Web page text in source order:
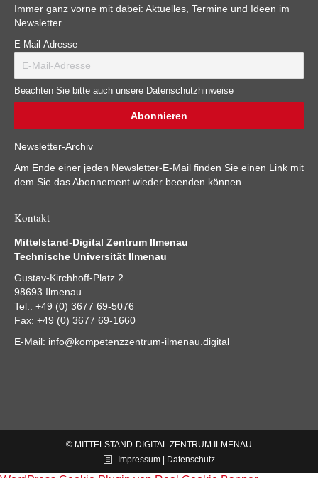
Immer ganz vorne mit dabei: Aktuelles, Termine und Ideen im
Newsletter
E-Mail-Adresse
Beachten Sie bitte auch unsere Datenschutzhinweise
Newsletter-Archiv
Am Ende einer jeden Newsletter-E-Mail finden Sie einen Link mit
dem Sie das Abonnement wieder beenden können.
Kontakt
Mittelstand-Digital Zentrum Ilmenau
Technische Universität Ilmenau
Gustav-Kirchhoff-Platz 2
98693 Ilmenau
Tel.: +49 (0) 3677 69-5076
Fax: +49 (0) 3677 69-1660
E-Mail: info@kompetenzzentrum-ilmenau.digital
© MITTELSTAND-DIGITAL ZENTRUM ILMENAU
Impressum | Datenschutz